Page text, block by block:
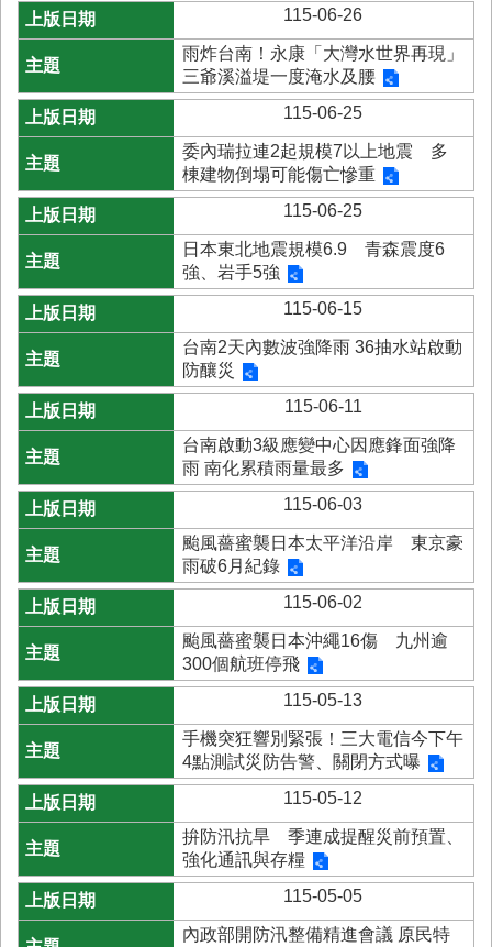
首
115-06-26
雨炸台南！永康「大灣水世界再現」
三爺溪溢堤一度淹水及腰
115-06-25
委內瑞拉連2起規模7以上地震 多
棟建物倒塌可能傷亡慘重
115-06-25
日本東北地震規模6.9 青森震度6
強、岩手5強
115-06-15
台南2天內數波強降雨 36抽水站啟動
防釀災
115-06-11
台南啟動3級應變中心因應鋒面強降
雨 南化累積雨量最多
115-06-03
颱風薔蜜襲日本太平洋沿岸 東京豪
雨破6月紀錄
115-06-02
颱風薔蜜襲日本沖繩16傷 九州逾
300個航班停飛
115-05-13
手機突狂響別緊張！三大電信今下午
4點測試災防告警、關閉方式曝
115-05-12
拚防汛抗旱 季連成提醒災前預置、
強化通訊與存糧
115-05-05
內政部開防汛整備精進會議 原民特